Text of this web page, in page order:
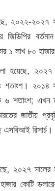
২০২২-২০২৭
জিডিপির
১ লাখ ৮০
হয়েছে, ২০২৭
শতাংশ। ২০১৪
৬ শতাংশ;
জাতীয়
এসবিআই রিসার্চ।
২০২৭
কোটি